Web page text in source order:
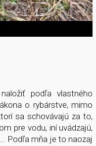
podľa vlastného
o rybárstve, mimo
sa schovávajú za to,
pre vodu, iní uvádzajú,
Podľa mňa je to naozaj